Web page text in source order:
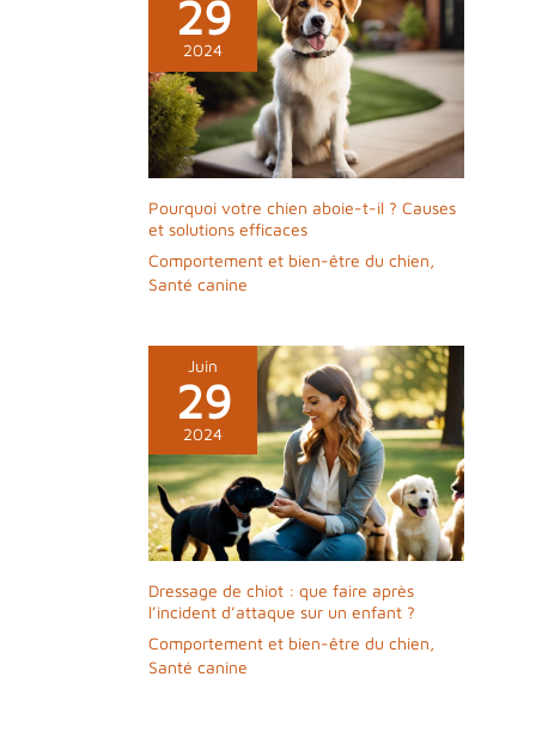
29
2024
Pourquoi votre chien aboie-t-il ? Causes
et solutions efficaces
Comportement et bien-être du chien,
Santé canine
Juin
29
2024
Dressage de chiot : que faire après
l’incident d’attaque sur un enfant ?
Comportement et bien-être du chien,
Santé canine